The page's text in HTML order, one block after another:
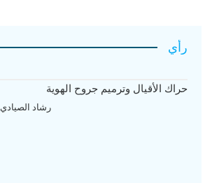
رأي
حراك الأقيال وترميم جروح الهوية
رشاد الصيادي